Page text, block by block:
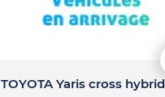
TOYOTA Yaris cross